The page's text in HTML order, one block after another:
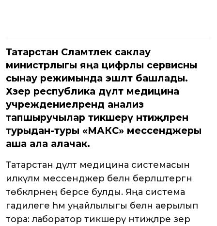
Татарстан Сәламәтлек саклау
министрлыгы яңа цифрлы сервисны
сынау режимында эшләтә башлады.
Хәзер республика дәүләт медицина
учреждениеләрендә анализ
тапшыручылар тикшерү нәтиҗәләрен
турыдан-туры «МАКС» мессенджеры
аша ала алачак.
Татарстан дәүләт медицина системасын
илкүләм мессенджер белән берләштергән
төбәкләрнең берсе булды. Яңа система
гадилеге һәм уңайлылыгы белән аерылып
тора: лаборатор тикшерү нәтиҗәләре әзер